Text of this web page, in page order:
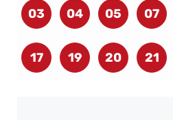
03 04 05 07
17 19 20 21